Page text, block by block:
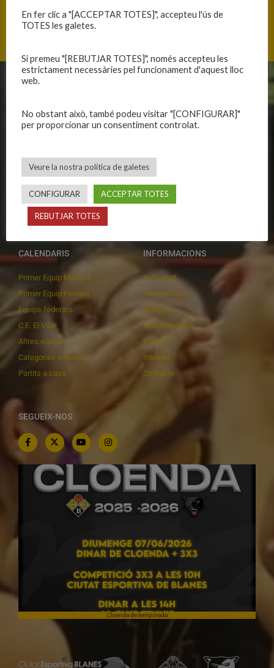
Història
Organització
Avís legal
Política de privadesa
Política de galetes
Primer equip masculí
Primer equip femení
C.E. El Vilar
Escola
CALENDARIS
Primer Equip Masculí
Primer Equip Femení
Equips federats
C.E. El Vilar
Altres equips
Categories inferiors
Partits a casa
INFORMACIONS
Actualitat
Inscripcions
Botiga
Documentació
Playoff
Intranet
Contacte
SEGUEIX-NOS
Cloenda de temporada
En fer clic a "[ACCEPTAR TOTES]", accepteu l'ús de
TOTES les galetes.
Si premeu "[REBUTJAR TOTES]", només accepteu les
estrictament necessàries pel funcionament d'aquest lloc
web.
No obstant això, també podeu visitar "[CONFIGURAR]"
per proporcionar un consentiment controlat.
Veure la nostra política de galetes
CONFIGURAR ACCEPTAR TOTES
REBUTJAR TOTES